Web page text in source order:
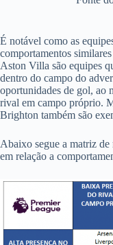
É notável como as
comportamentos
Aston Villa são equipes
dentro do campo do
oportunidades de gol, ao
rival em campo próprio.
Brighton também são
Abaixo segue a matriz
em relação a